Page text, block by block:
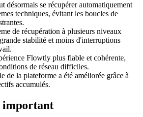
désormais se récupérer automatiquement
techniques, évitant les boucles de
de récupération à plusieurs niveaux
stabilité et moins d'interruptions
Flowtly plus fiable et cohérente,
de réseau difficiles.
de la plateforme a été améliorée grâce à
accumulés.
important